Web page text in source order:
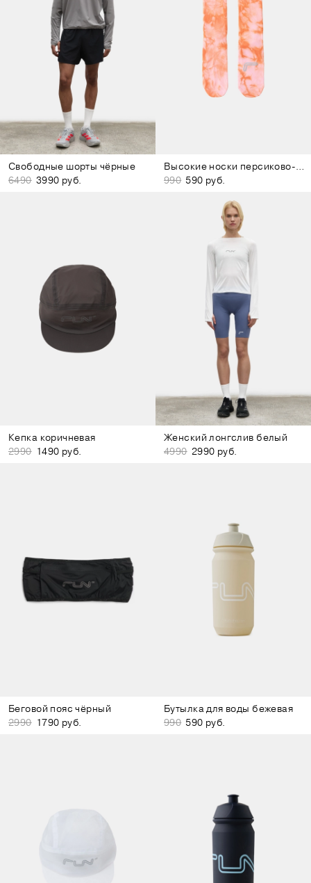
Свободные шорты чёрные
6490 3990 руб.
Высокие носки персиково-розовые
990 590 руб.
Кепка коричневая
2990 1490 руб.
Женский лонгслив белый
4990 2990 руб.
Беговой пояс чёрный
2990 1790 руб.
Бутылка для воды бежевая
990 590 руб.